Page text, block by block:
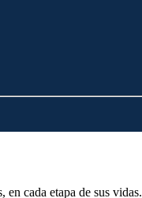
cada etapa de sus vidas.